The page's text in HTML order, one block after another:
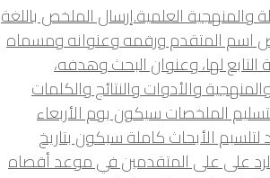
والمنهجية العلمية.إرسال الملخص باللغة
اسم المتقدم ورقمه وعنوانه ومسماه
لها، وعنوان البحث وهدفه،
والأدوات والنتائج والكلمات
الملخصات سيكون يوم الأربعاء
الأبحاث كاملة سيكون بتاريخ
الرد على على المتقدمين في موعد أقصاه